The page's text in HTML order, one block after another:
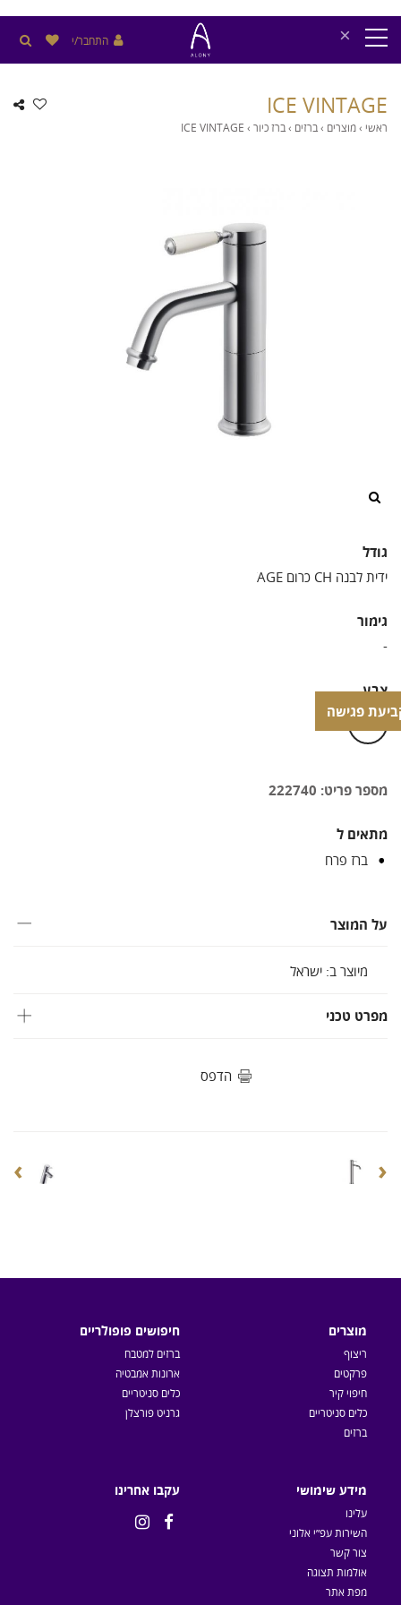
× התחבר/י
ICE VINTAGE
ראשי ›מוצרים ›ברזים ›ברז כיור›
ICE VINTAGE
גודל
גימור
צבע
מספר פריט: 222740
מתאים ל
ברז פרח
על המוצר
מיוצר ב: ישראל
מפרט טכני
הדפס
‹
›
פגישה
פגישה
מוצרים
ריצוף
פרקטים
חיפוי קיר
כלים סניטריים
ברזים
חיפושים פופולריים
ברזים למטבח
ארונות אמבטיה
כלים סניטריים
גרניט פורצלן
מידע שימושי
עלינו
השירות עפ״י אלוני
צור קשר
אולמות תצוגה
מפת אתר
עקבו אחרינו

